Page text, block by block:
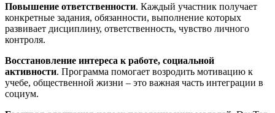
Повышение ответственности. Каждый участник получает
конкретные задания, обязанности, выполнение которых
развивает дисциплину, ответственность, чувство личного
контроля.
Восстановление интереса к работе, социальной
активности. Программа помогает возродить мотивацию к
учебе, общественной жизни – это важная часть интеграции в
социум.